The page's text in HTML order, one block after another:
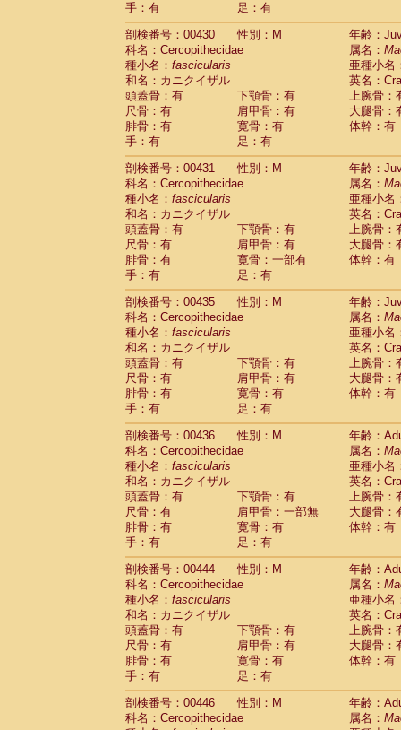
手：有
足：有
剖検番号：00430
性別：M
年齢：
科名：Cercopithecidae
属名：
種小名： fascicularis
亜種小名
和名：カニクイザル
英名：
頭蓋骨：有
下顎骨：有
上腕骨：
尺骨：有
肩甲骨：有
大腿骨：
腓骨：有
寛骨：有
体幹：有
手：有
足：有
剖検番号：00431
性別：M
年齢：
科名：Cercopithecidae
属名：
種小名： fascicularis
亜種小名
和名：カニクイザル
英名：
頭蓋骨：有
下顎骨：有
上腕骨：
尺骨：有
肩甲骨：有
大腿骨：
腓骨：有
寛骨：一部有
体幹：有
手：有
足：有
剖検番号：00435
性別：M
年齢：
科名：Cercopithecidae
属名：
種小名： fascicularis
亜種小名
和名：カニクイザル
英名：
頭蓋骨：有
下顎骨：有
上腕骨：
尺骨：有
肩甲骨：有
大腿骨：
腓骨：有
寛骨：有
体幹：有
手：有
足：有
剖検番号：00436
性別：M
年齢：
科名：Cercopithecidae
属名：
種小名： fascicularis
亜種小名
和名：カニクイザル
英名：
頭蓋骨：有
下顎骨：有
上腕骨：
尺骨：有
肩甲骨：一部無
大腿骨：
腓骨：有
寛骨：有
体幹：有
手：有
足：有
剖検番号：00444
性別：M
年齢：
科名：Cercopithecidae
属名：
種小名： fascicularis
亜種小名
和名：カニクイザル
英名：
頭蓋骨：有
下顎骨：有
上腕骨：
尺骨：有
肩甲骨：有
大腿骨：
腓骨：有
寛骨：有
体幹：有
手：有
足：有
剖検番号：00446
性別：M
年齢：
科名：Cercopithecidae
属名：